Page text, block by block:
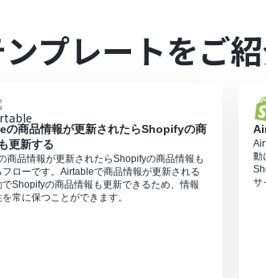
アプリとなっております。フリープラン・ミニ
さい。
トライアルを行うことが可能です。無料トライ
ション）となっております。フリープランの場
とが可能です。無料トライアル中には制限対象
プレートをご
の商品情報が更新されたらShopifyの商
更新する
商品情報が更新されたらShopifyの商品情報も
フローです。Airtableで商品情報が更新される
でShopifyの商品情報も更新できるため、情報
常に保つことができます。
動
サ